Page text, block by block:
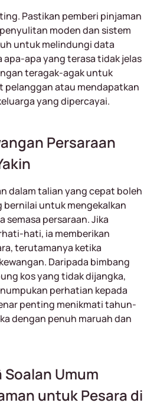
Pastikan pemberi pinjaman
moden dan sistem
untuk melindungi data
apa-apa yang terasa tidak jelas
teragak-agak untuk
pelanggan atau mendapatkan
yang dipercayai.
Persaraan
dalam talian yang cepat boleh
bernilai untuk mengekalkan
semasa persaraan. Jika
hati, ia memberikan
terutamanya ketika
Daripada bimbang
kos yang tidak dijangka,
perhatian kepada
penting menikmati tahun-
dengan penuh maruah dan
Soalan Umum
untuk Pesara di